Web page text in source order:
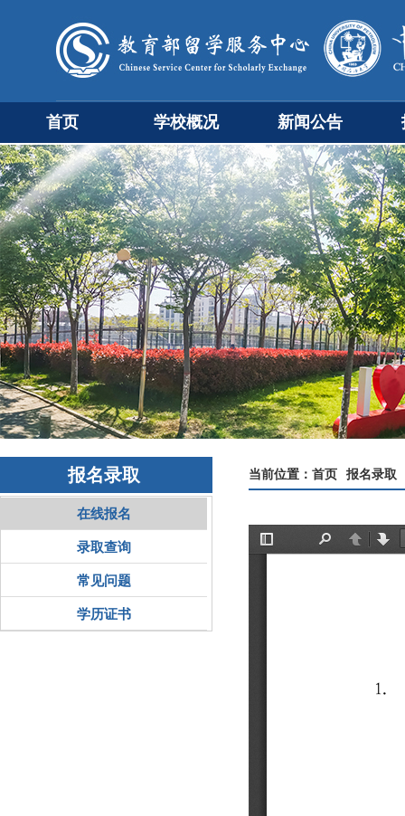
首页 学校概况 新闻公告
报名录取
在线报名
录取查询
常见问题
学历证书
当前位置： 首页 报名录取